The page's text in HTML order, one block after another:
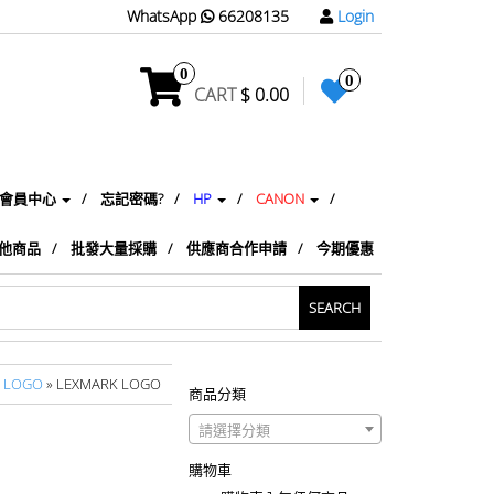
WhatsApp 66208135 Login
0
CART $ 0.00
0
會員中心 忘記密碼? HP CANON
商品 批發大量採購 供應商合作申請 今期優惠
LOGO » LEXMARK LOGO
商品分類
請選擇分類
購物車